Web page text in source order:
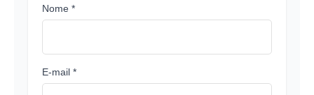
Nome *
E-mail *